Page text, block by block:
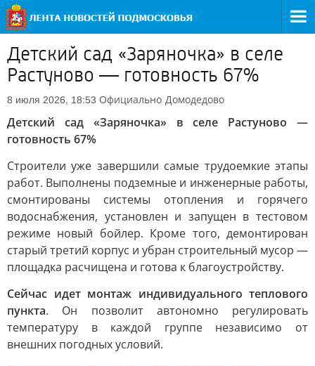
Детский сад «Заряночка» в селе
Растуново — готовность 67%
8 июля 2026, 18:53 Официально Домодедово
Детский сад «Заряночка» в селе Растуново —
готовность 67%
Строители уже завершили самые трудоемкие этапы
работ. Выполнены подземные и инженерные работы,
смонтированы системы отопления и горячего
водоснабжения, установлен и запущен в тестовом
режиме новый бойлер. Кроме того, демонтирован
старый третий корпус и убран строительный мусор —
площадка расчищена и готова к благоустройству.
Сейчас идет монтаж индивидуального теплового
пункта. Он позволит автономно регулировать
температуру в каждой группе независимо от
внешних погодных условий.